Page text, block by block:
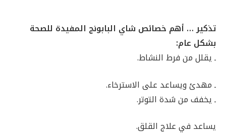
تذكير … أهم خصائص شاي البابونج المفيدة للصحة
بشكل عام:
ـ يقلل من فرط النشاط.
ـ مهدئ ويساعد على الاسترخاء.
ـ يخفف من شدة التوتر.
يساعد في علاج القلق.